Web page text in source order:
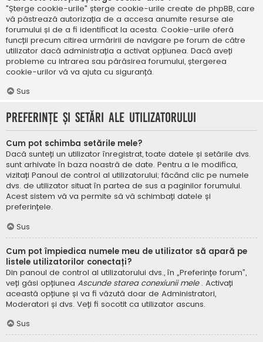
"Șterge cookie-urile" șterge cookie-urile create de phpBB, care
vă păstrează autorizația de a accesa anumite resurse ale
forumului și de a fi identificat la acesta. Cookie-urile oferă
funcții precum citirea urmăririi de navigare pe forum de către
utilizator dacă administrația a activat opțiunea. Dacă aveți
probleme cu intrarea sau părăsirea forumului, ștergerea
cookie-urilor vă va ajuta cu siguranță.
Sus
Preferințe și setări ale utilizatorului
Cum pot schimba setările mele?
Dacă sunteți un utilizator înregistrat, toate datele și setările dvs.
sunt arhivate în baza noastră de date. Pentru a le modifica,
vizitați Panoul de control al utilizatorului; făcând clic pe numele
dvs. de utilizator situat în partea de sus a paginilor forumului.
Acest sistem vă va permite să vă schimbați datele și
preferințele.
Sus
Cum pot împiedica numele meu de utilizator să apară pe
listele utilizatorilor conectați?
Din panoul de control al utilizatorului dvs., în „Preferințe forum”,
veți găsi opțiunea Ascunde starea conexiunii mele . Activați
această opțiune și va fi văzută doar de Administratori,
Moderatori și dvs. Veți fi socotit ca utilizator ascuns.
Sus